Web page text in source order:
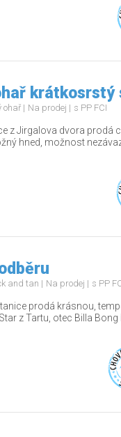
krátkosrstý
ohař Na prodej s PP FCI
z Jirgalova dvora prodá
hned, možnost
and tan Na prodej s PP
prodá krásnou,
z Tartu, otec Billa